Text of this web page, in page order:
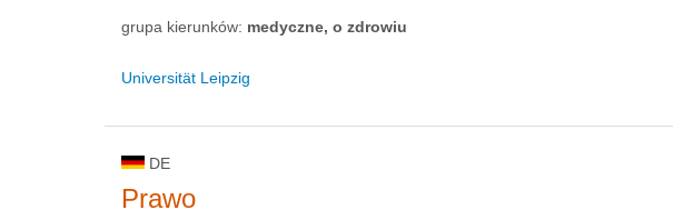
grupa kierunków: medyczne, o zdrowiu
Universität Leipzig
DE
Prawo